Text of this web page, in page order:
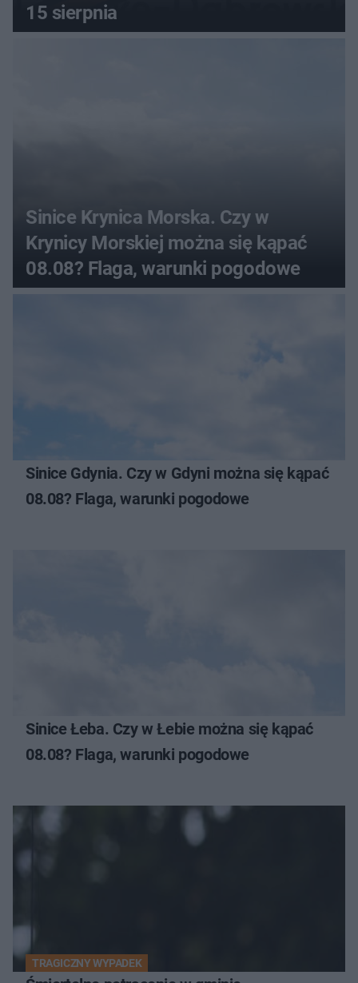
15 sierpnia
Sinice Krynica Morska. Czy w
Krynicy Morskiej można się kąpać
08.08? Flaga, warunki pogodowe
Sinice Gdynia. Czy w Gdyni można się kąpać
08.08? Flaga, warunki pogodowe
Sinice Łeba. Czy w Łebie można się kąpać
08.08? Flaga, warunki pogodowe
TRAGICZNY WYPADEK